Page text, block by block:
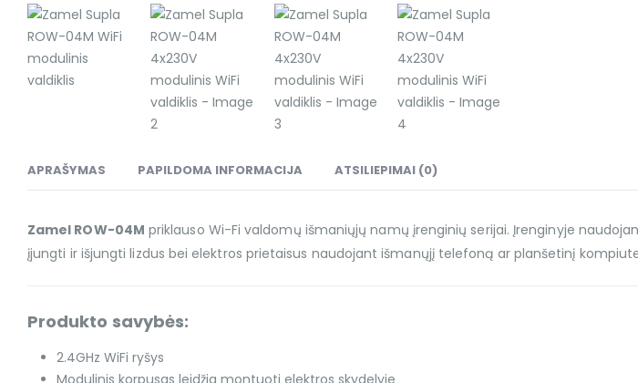
APRAŠYMAS PAPILDOMA INFORMACIJA ATSILIEPIMAI (0)
Zamel ROW-04M priklauso Wi-Fi valdomų išmaniųjų namų įrenginių serijai. Įrenginyje
įjungti ir išjungti lizdus bei elektros prietaisus naudojant išmanųjį telefoną ar planšetinį
Produkto savybės:
2.4GHz WiFi ryšys
Modulinis korpusas leidžia montuoti elektros skydelyje